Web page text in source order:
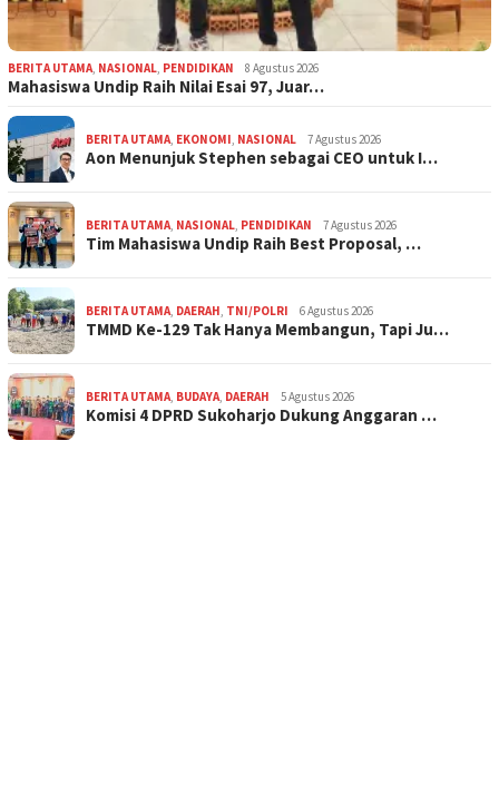
BERITA UTAMA NASIONAL PENDIDIKAN 8 Agustus 2026
Mahasiswa Undip Raih Nilai Esai 97, Juar…
BERITA UTAMA EKONOMI NASIONAL 7 Agustus 2026
Aon Menunjuk Stephen sebagai CEO untuk I…
BERITA UTAMA NASIONAL PENDIDIKAN 7 Agustus 2026
Tim Mahasiswa Undip Raih Best Proposal, …
BERITA UTAMA DAERAH TNI/POLRI 6 Agustus 2026
TMMD Ke-129 Tak Hanya Membangun, Tapi Ju…
BERITA UTAMA BUDAYA DAERAH 5 Agustus 2026
Komisi 4 DPRD Sukoharjo Dukung Anggaran …